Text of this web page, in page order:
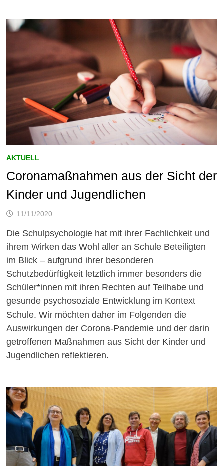
AKTUELL
Coronamaßnahmen aus der Sicht der
Kinder und Jugendlichen
11/11/2020
Die Schulpsychologie hat mit ihrer Fachlichkeit und
ihrem Wirken das Wohl aller an Schule Beteiligten
im Blick – aufgrund ihrer besonderen
Schutzbedürftigkeit letztlich immer besonders die
Schüler*innen mit ihren Rechten auf Teilhabe und
gesunde psychosoziale Entwicklung im Kontext
Schule. Wir möchten daher im Folgenden die
Auswirkungen der Corona-Pandemie und der darin
getroffenen Maßnahmen aus Sicht der Kinder und
Jugendlichen reflektieren.